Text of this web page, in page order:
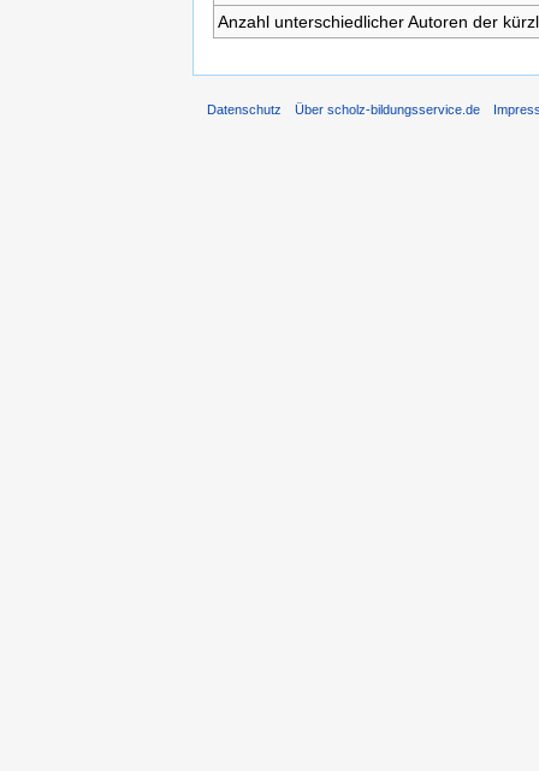
Anzahl unterschiedlicher Autoren der
Datenschutz Über scholz-bildungsservice.de